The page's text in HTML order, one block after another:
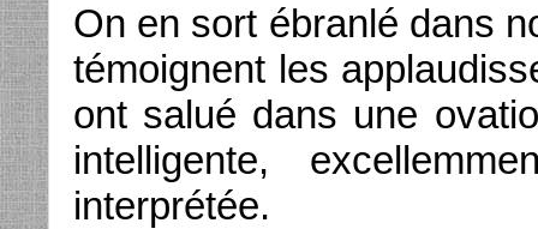
On en sort ébranlé dans
témoignent les
ont salué dans une
intelligente,
interprétée.